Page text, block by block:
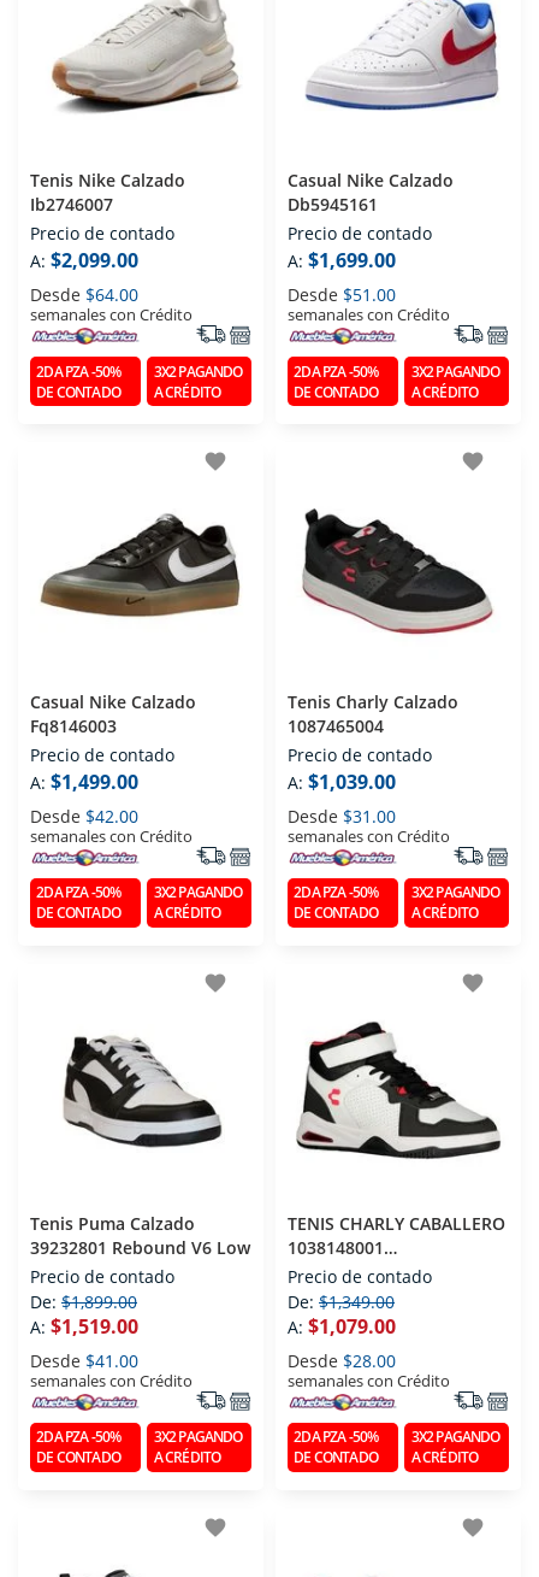
Tenis Nike Calzado
Ib2746007
Precio de contado
A: $2,099.00
Desde $64.00
semanales con Crédito
2DA PZA -50%
DE CONTADO
3X2 PAGANDO
A CRÉDITO
Casual Nike Calzado
Db5945161
Precio de contado
A: $1,699.00
Desde $51.00
semanales con Crédito
2DA PZA -50%
DE CONTADO
3X2 PAGANDO
A CRÉDITO
favorite
Casual Nike Calzado
Fq8146003
Precio de contado
A: $1,499.00
Desde $42.00
semanales con Crédito
2DA PZA -50%
DE CONTADO
3X2 PAGANDO
A CRÉDITO
favorite
Tenis Charly Calzado
1087465004
Precio de contado
A: $1,039.00
Desde $31.00
semanales con Crédito
2DA PZA -50%
DE CONTADO
3X2 PAGANDO
A CRÉDITO
favorite
Tenis Puma Calzado
39232801 Rebound V6 Low
Precio de contado
De: $1,899.00
A: $1,519.00
Desde $41.00
semanales con Crédito
2DA PZA -50%
DE CONTADO
3X2 PAGANDO
A CRÉDITO
favorite
TENIS CHARLY CABALLERO
1038148001
BLANRCO/GRIS T290
Precio de contado
De: $1,349.00
A: $1,079.00
Desde $28.00
semanales con Crédito
2DA PZA -50%
DE CONTADO
3X2 PAGANDO
A CRÉDITO
favorite favorite